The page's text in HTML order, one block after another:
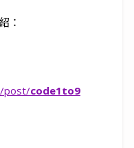
：
post/code1to9